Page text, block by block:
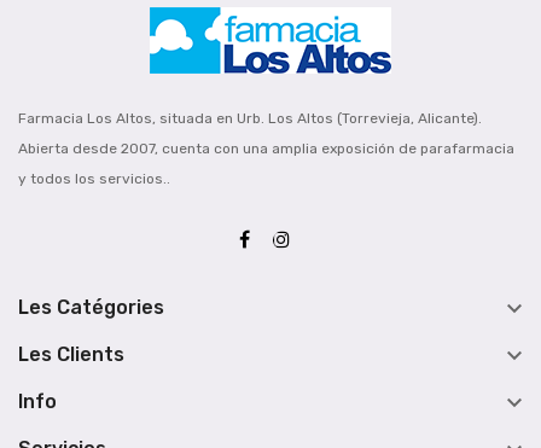
Farmacia Los Altos, situada en Urb. Los Altos (Torrevieja, Alicante).
Abierta desde 2007, cuenta con una amplia exposición de parafarmacia
y todos los servicios..
Les Catégories 
Les Clients 
Info 